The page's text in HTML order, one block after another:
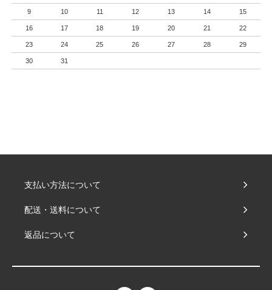
9 10 11 12 13 14 15
16 17 18 19 20 21 22
23 24 25 26 27 28 29
30 31
支払い方法について
配送・送料について
返品について